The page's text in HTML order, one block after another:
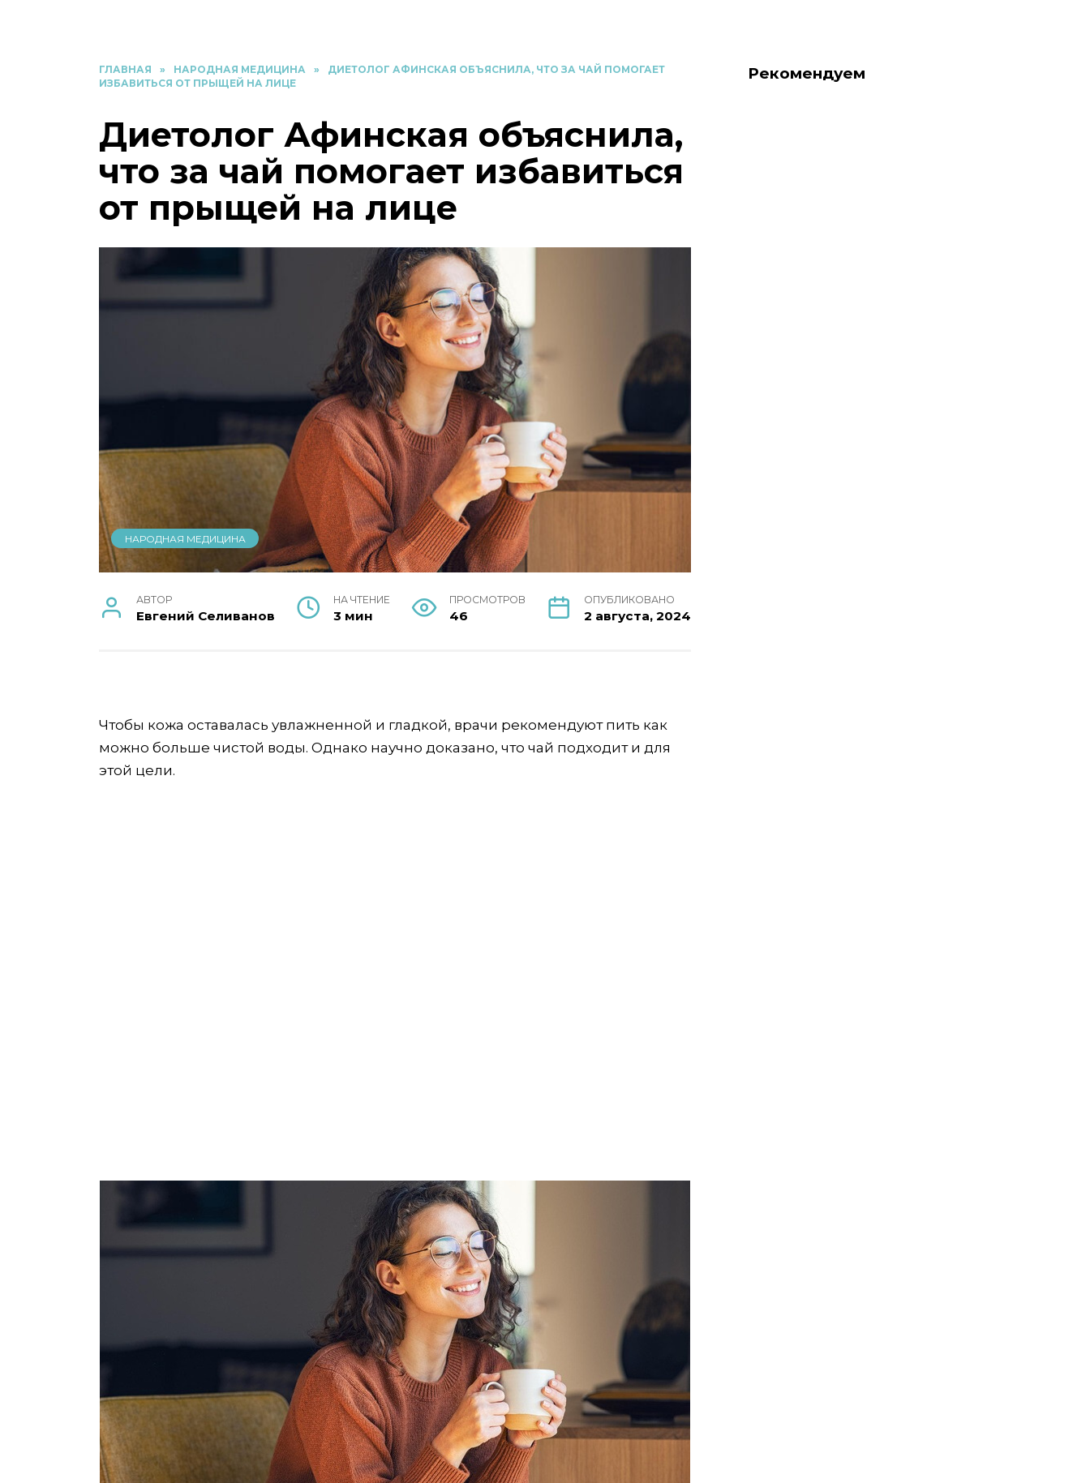
ГЛАВНАЯ » НАРОДНАЯ МЕДИЦИНА »
ДИЕТОЛОГ АФИНСКАЯ ОБЪЯСНИЛА, ЧТО ЗА ЧАЙ ПОМОГАЕТ
ИЗБАВИТЬСЯ ОТ ПРЫЩЕЙ НА ЛИЦЕ
Диетолог Афинская объяснила,
что за чай помогает избавиться
от прыщей на лице
НАРОДНАЯ МЕДИЦИНА
АВТОР
Евгений Селиванов
НА ЧТЕНИЕ
3 мин
ПРОСМОТРОВ
46
ОПУБЛИКОВАНО
2 августа, 2024
Чтобы кожа оставалась увлажненной и гладкой, врачи рекомендуют пить как
можно больше чистой воды. Однако научно доказано, что чай подходит и для
этой цели.
Рекомендуем